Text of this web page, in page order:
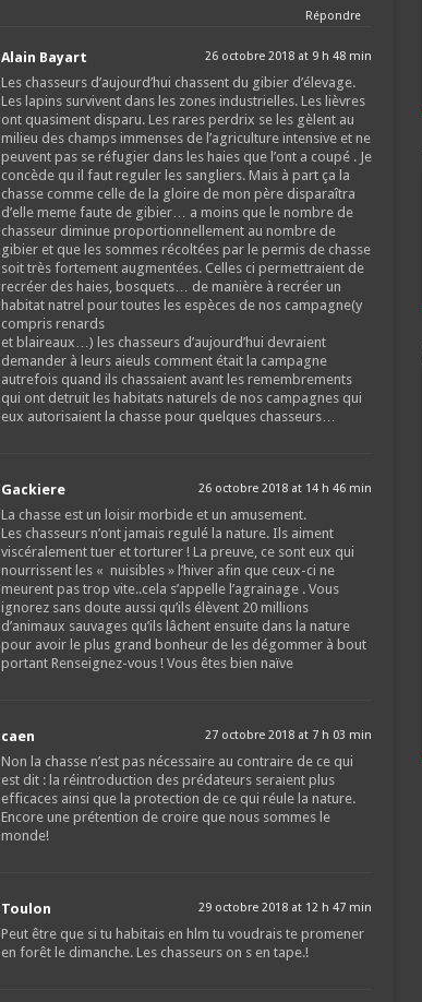
Répondre
Alain Bayart 26 octobre 2018 at 9 h 48 min
Les chasseurs d’aujourd’hui chassent du gibier d’élevage.
Les lapins survivent dans les zones industrielles. Les lièvres
ont quasiment disparu. Les rares perdrix se les gèlent au
milieu des champs immenses de l’agriculture intensive et ne
peuvent pas se réfugier dans les haies que l’ont a coupé . Je
concède qu il faut reguler les sangliers. Mais à part ça la
chasse comme celle de la gloire de mon père disparaîtra
d’elle meme faute de gibier… a moins que le nombre de
chasseur diminue proportionnellement au nombre de
gibier et que les sommes récoltées par le permis de chasse
soit très fortement augmentées. Celles ci permettraient de
recréer des haies, bosquets… de manière à recréer un
habitat natrel pour toutes les espèces de nos campagne(y
compris renards
et blaireaux…) les chasseurs d’aujourd’hui devraient
demander à leurs aieuls comment était la campagne
autrefois quand ils chassaient avant les remembrements
qui ont detruit les habitats naturels de nos campagnes qui
eux autorisaient la chasse pour quelques chasseurs…
Gackiere 26 octobre 2018 at 14 h 46 min
La chasse est un loisir morbide et un amusement.
Les chasseurs n’ont jamais regulé la nature. Ils aiment
viscéralement tuer et torturer ! La preuve, ce sont eux qui
nourrissent les « nuisibles » l’hiver afin que ceux-ci ne
meurent pas trop vite..cela s’appelle l’agrainage . Vous
ignorez sans doute aussi qu’ils élèvent 20 millions
d’animaux sauvages qu’ils lâchent ensuite dans la nature
pour avoir le plus grand bonheur de les dégommer à bout
portant Renseignez-vous ! Vous êtes bien naïve
caen 27 octobre 2018 at 7 h 03 min
Non la chasse n’est pas nécessaire au contraire de ce qui
est dit : la réintroduction des prédateurs seraient plus
efficaces ainsi que la protection de ce qui réule la nature.
Encore une prétention de croire que nous sommes le
monde!
Toulon 29 octobre 2018 at 12 h 47 min
Peut être que si tu habitais en hlm tu voudrais te promener
en forêt le dimanche. Les chasseurs on s en tape.!